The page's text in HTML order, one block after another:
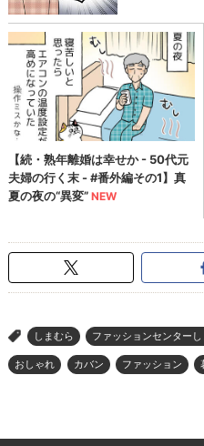
> しまむら ファッションセンター
おしゃれ カバン ファッション